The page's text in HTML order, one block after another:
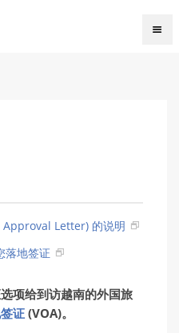
Approval Letter) 的说明
落地签证
项给到访越南的外国旅
证(VOA)。